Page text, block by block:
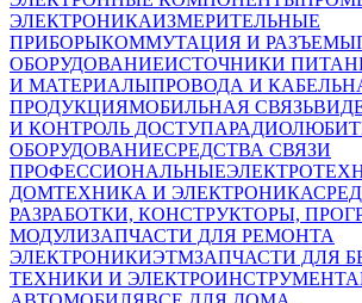
ЭЛЕКТРОНИКАИЗМЕРИТЕЛЬНЫЕ
ПРИБОРЫКОММУТАЦИЯ И РАЗЪЕМЫ
ОБОРУДОВАНИЕИСТОЧНИКИ
И МАТЕРИАЛЫПРОВОДА И
ПРОДУКЦИЯМОБИЛЬНАЯ СВЯЗЬ
И КОНТРОЛЬ ДОСТУПА
ОБОРУДОВАНИЕСРЕДСТВА СВЯЗИ
ПРОФЕССИОНАЛЬНЫЕ
ДОМТЕХНИКА И ЭЛЕКТРОНИКА
РАЗРАБОТКИ, КОНСТРУКТОРЫ,
МОДУЛИЗАПЧАСТИ ДЛЯ РЕМОНТА
ЭЛЕКТРОНИКИЭТМЗАПЧАСТИ ДЛЯ
ТЕХНИКИ И ЭЛЕКТРОИНСТРУМЕНТА